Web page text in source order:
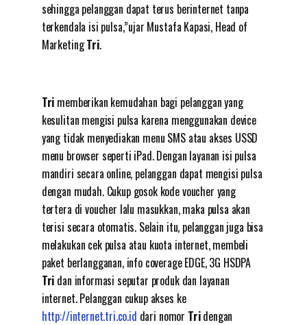
sehingga pelanggan dapat terus berinternet tanpa
terkendala isi pulsa,”ujar Mustafa Kapasi, Head of
MarketingTri.
Tri memberikan kemudahan bagi pelanggan yang
kesulitan mengisi pulsa karena menggunakan device
yang tidak menyediakan menu SMS atau akses USSD
menu browser seperti iPad. Dengan layanan isi pulsa
mandiri secara online, pelanggan dapat mengisi pulsa
dengan mudah. Cukup gosok kode voucher yang
tertera di voucher lalu masukkan, maka pulsa akan
terisi secara otomatis. Selain itu, pelanggan juga bisa
melakukan cek pulsa atau kuota internet, membeli
paket berlangganan, info coverage EDGE, 3G HSDPA
Tri dan informasi seputar produk dan layanan
internet. Pelanggan cukup akses ke
http://internet.tri.co.id dari nomor Tridengan